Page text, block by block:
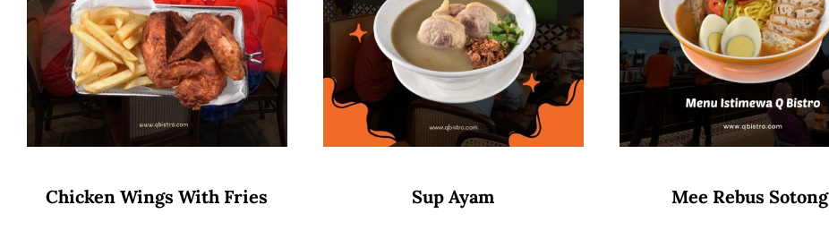
Chicken Wings With Fries Sup Ayam Mee Rebus Sotong